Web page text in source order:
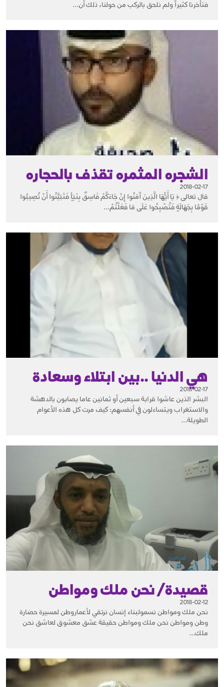
فتأخرنا كثيراً ولم نلحق بالركب من حولنا، ذلك أن...
الشجره المثمره تقذف بالحجاره
2018-02-17
قال تعالى ﴿ يَا أَيُّهَا الَّذِينَ آَمَنُوا إِنْ جَاءَكُمْ فَاسِقٌ بِنَبَأٍ فَتَبَيَّنُوا أَنْ تُصِيبُوا
قَوْمًا بِجَهَالَةٍ فَتُصْبِحُوا عَلَى مَا فَعَلْتُمْ...
هي الدنيا ..بين ابتلاء وسعادة
2018-02-17
البشر الذين عاشوا قرابة سبعين أو ثمانين عاما يصابون بالدهشة
والاستغراب ويتساءلون في أنفسهم: كيف مرت كل هذه الأعوام
الطويلة...
قصيدة/ نحن ملك ومواطن
2018-02-12
نحن ملك ومواطن نسمولبناء إنسان نرتقي لأعماروطن لمسيرة حضارة
وطن ومواطن نحن ملك ومواطن حقيقة عشق معشوق لعاشق نحن
ملك...